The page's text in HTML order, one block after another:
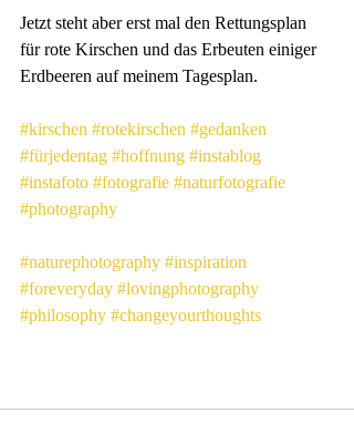
Jetzt steht aber erst mal den Rettungsplan
für rote Kirschen und das Erbeuten einiger
Erdbeeren auf meinem Tagesplan.
#kirschen #rotekirschen #gedanken
#fürjedentag #hoffnung #instablog
#instafoto #fotografie #naturfotografie
#photography
#naturephotography #inspiration
#foreveryday #lovingphotography
#philosophy #changeyourthoughts